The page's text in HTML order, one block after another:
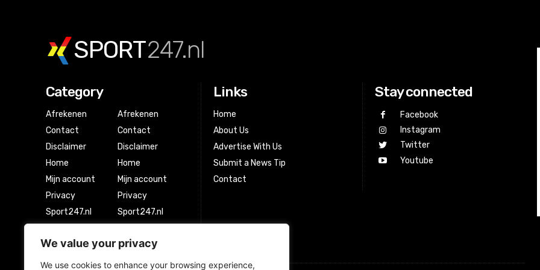
We value your privacy
We use cookies to enhance your browsing experience,
SPORT247.nl
Category
Afrekenen
Contact
Disclaimer
Home
Mijn account
Privacy
Sport247.nl
Winkelwagen
Afrekenen
Contact
Disclaimer
Home
Mijn account
Privacy
Sport247.nl
Winkelwagen
Links
Home
About Us
Advertise With Us
Submit a News Tip
Contact
Stay connected
Facebook
Instagram
Twitter
Youtube